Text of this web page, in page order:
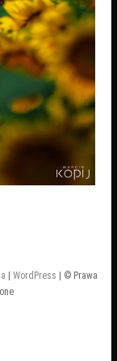
| WordPress | © Prawa